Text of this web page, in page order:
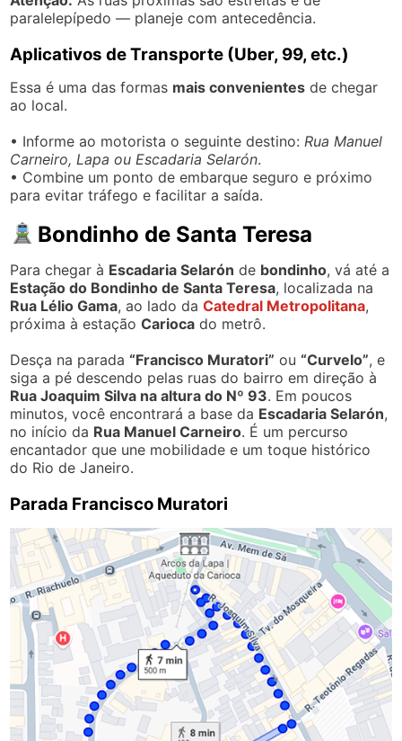
paralelepípedo — planeje com antecedência.
Aplicativos de Transporte (Uber, 99, etc.)
Essa é uma das formas mais convenientes de chegar
ao local.
• Informe ao motorista o seguinte destino: Rua Manuel
Carneiro, Lapa ou Escadaria Selarón.
• Combine um ponto de embarque seguro e próximo
para evitar tráfego e facilitar a saída.
Bondinho de Santa Teresa
Para chegar à Escadaria Selarón de bondinho, vá até a
Estação do Bondinho de Santa Teresa, localizada na
Rua Lélio Gama, ao lado daCatedral Metropolitana,
próxima à estaçãoCarioca do metrô.
Desça na parada“Francisco Muratori” ou“Curvelo”, e
siga a pé descendo pelas ruas do bairro em direção à
Rua Joaquim Silva na altura do Nº 93. Em poucos
minutos, você encontrará a base da Escadaria Selarón,
no início da Rua Manuel Carneiro. É um percurso
encantador que une mobilidade e um toque histórico
do Rio de Janeiro.
Parada Francisco Muratori